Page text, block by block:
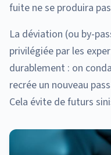
fuite ne se produira
La déviation (ou by-
privilégiée par les
durablement : on
recrée un nouveau
Cela évite de futurs